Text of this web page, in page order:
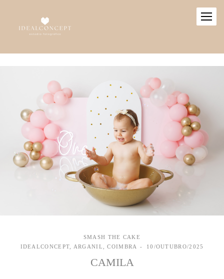
SMASH THE CAKE
IDEALCONCEPT, ARGANIL, COIMBRA
10/OUTUBRO/2025
CAMILA